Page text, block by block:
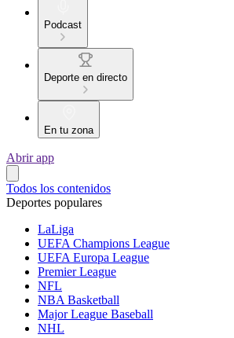
Podcast
Deporte en directo
En tu zona
Abrir app
Todos los contenidos
Deportes populares
LaLiga
UEFA Champions League
UEFA Europa League
Premier League
NFL
NBA Basketball
Major League Baseball
NHL